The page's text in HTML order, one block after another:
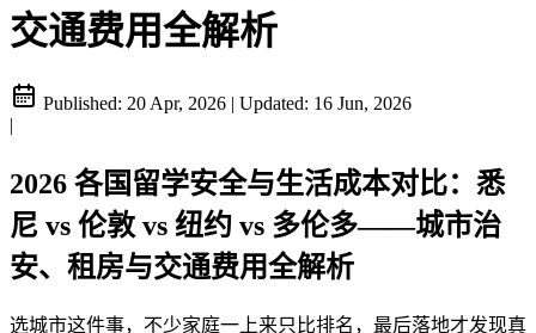
交通费用全解析
Published: 20 Apr, 2026 | Updated: 16 Jun, 2026
|
2026 各国留学安全与生活成本对比：悉
尼 vs 伦敦 vs 纽约 vs 多伦多——城市治
安、租房与交通费用全解析
选城市这件事，不少家庭一上来只比排名，最后落地才发现真